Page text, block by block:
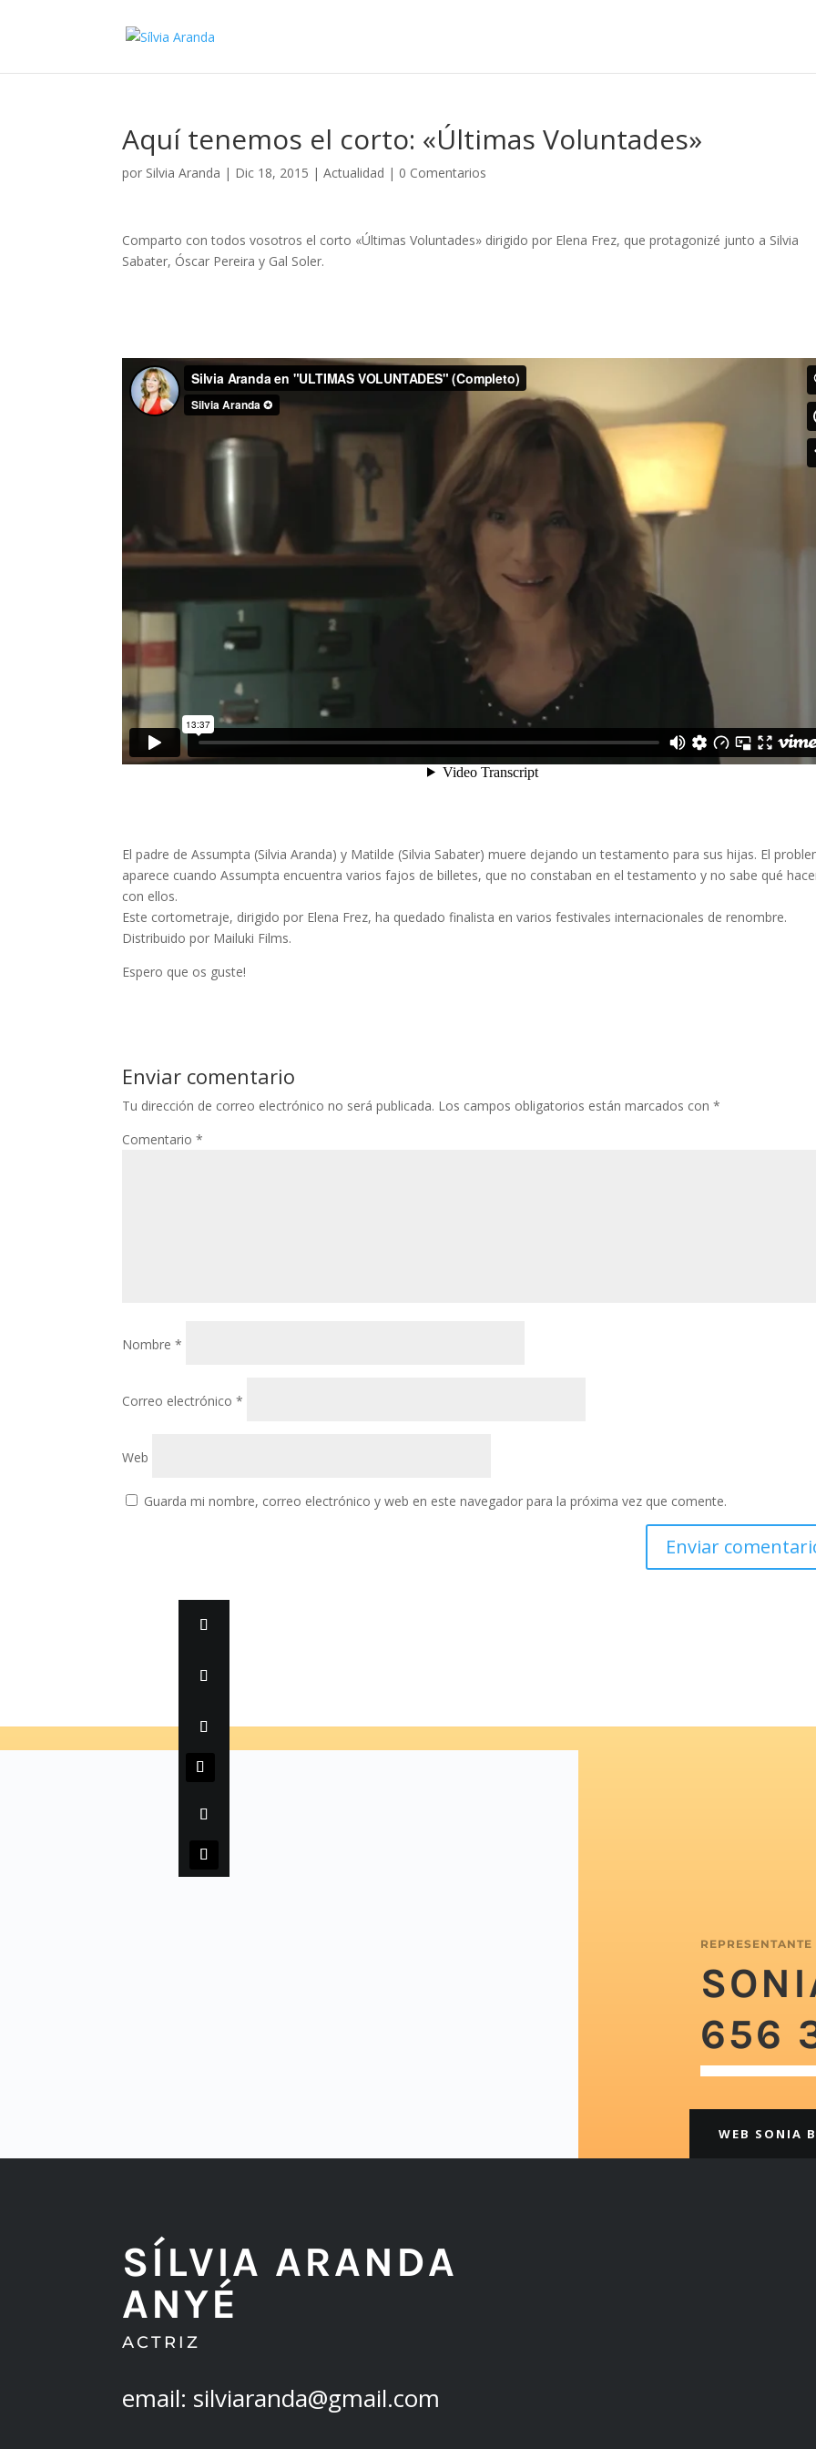
Aquí tenemos el corto: «Últimas Voluntades»
por Silvia Aranda | Dic 18, 2015 |Actualidad | 0 Comentarios
Comparto con todos vosotros el corto «Últimas Voluntades» dirigido por Elena Frez, que protagonizé junto a Silvia
Sabater, Óscar Pereira y Gal Soler.
El padre de Assumpta (Silvia Aranda) y Matilde (Silvia Sabater) muere dejando un testamento para sus hijas. El
aparece cuando Assumpta encuentra varios fajos de billetes, que no constaban en el testamento y no sabe qué
con ellos.
Este cortometraje, dirigido por Elena Frez, ha quedado finalista en varios festivales internacionales de renombre.
Distribuido por Mailuki Films.
Espero que os guste!
Enviar comentario
Tu dirección de correo electrónico no será publicada. Los campos obligatorios están marcados con*
Comentario*
Nombre*
Correo electrónico*
Web
Guarda mi nombre, correo electrónico y web en este navegador para la próxima vez que comente.
REPRESENTANTE
656
WEB SONIA
SÍLVIA ARANDA
ANYÉ
ACTRIZ
email: silviaranda@gmail.com